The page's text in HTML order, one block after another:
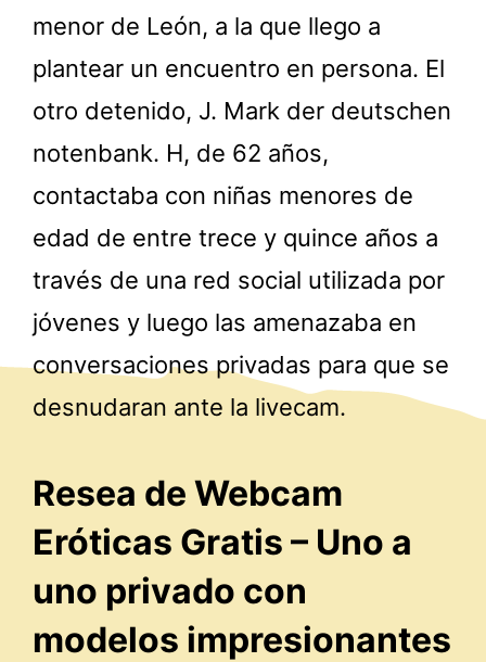
menor de León, a la que llego a
plantear un encuentro en persona. El
otro detenido, J. Mark der deutschen
notenbank. H, de 62 años,
contactaba con niñas menores de
edad de entre trece y quince años a
través de una red social utilizada por
jóvenes y luego las amenazaba en
conversaciones privadas para que se
desnudaran ante la livecam.
Resea de Webcam
Eróticas Gratis – Uno a
uno privado con
modelos impresionantes